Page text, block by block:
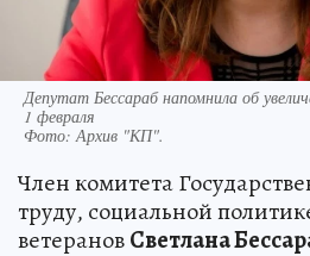
Депутат Бессараб напомнила об
1 февраля
Фото: Архив "КП".
Член комитета
труду, социальной
ветерановСветлана